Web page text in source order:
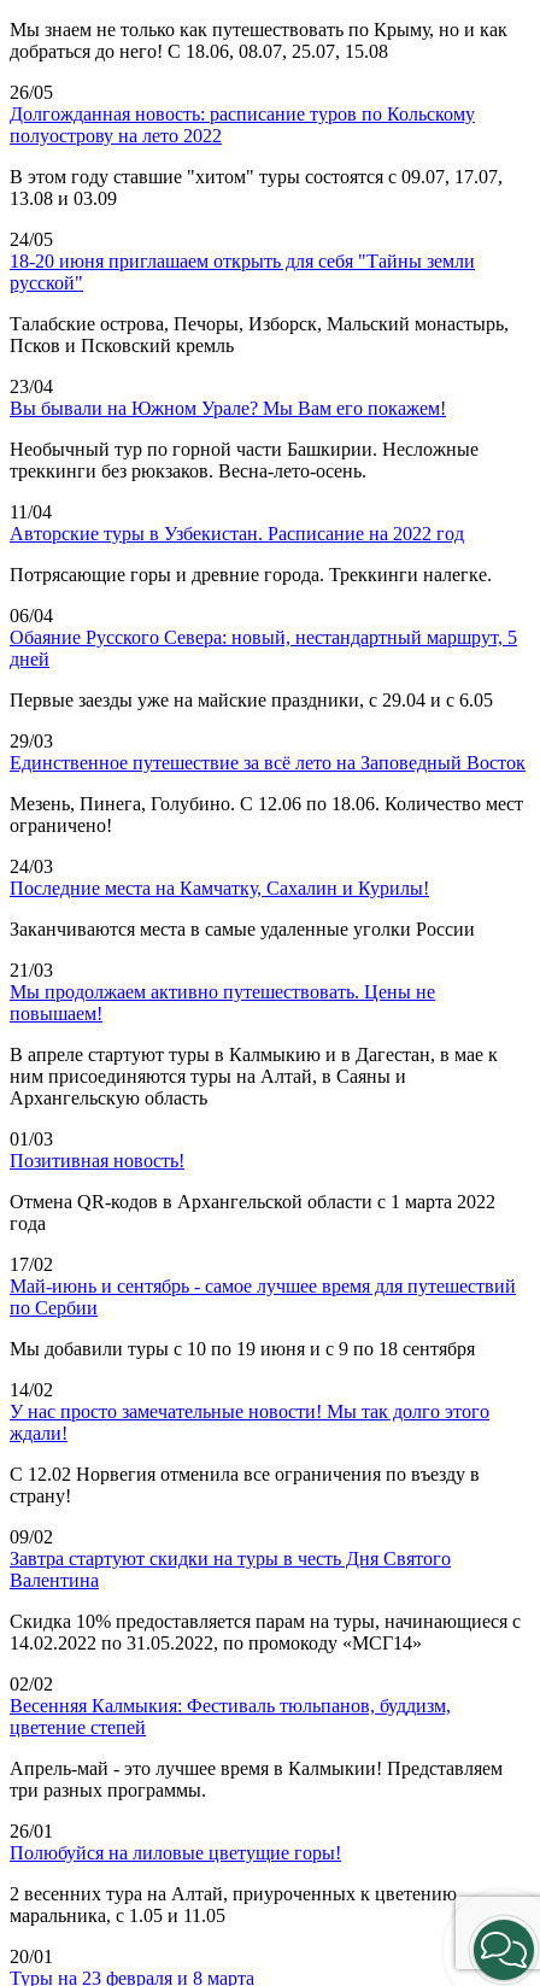
Мы знаем не только как путешествовать по Крыму, но и как
добраться до него! С 18.06, 08.07, 25.07, 15.08
26/05
Долгожданная новость: расписание туров по Кольскому
полуострову на лето 2022
В этом году ставшие "хитом" туры состоятся с 09.07, 17.07,
13.08 и 03.09
24/05
18-20 июня приглашаем открыть для себя "Тайны земли
русской"
Талабские острова, Печоры, Изборск, Мальский монастырь,
Псков и Псковский кремль
23/04
Вы бывали на Южном Урале? Мы Вам его покажем!
Необычный тур по горной части Башкирии. Несложные
треккинги без рюкзаков. Весна-лето-осень.
11/04
Авторские туры в Узбекистан. Расписание на 2022 год
Потрясающие горы и древние города. Треккинги налегке.
06/04
Обаяние Русского Севера: новый, нестандартный маршрут, 5
дней
Первые заезды уже на майские праздники, с 29.04 и с 6.05
29/03
Единственное путешествие за всё лето на Заповедный Восток
Мезень, Пинега, Голубино. С 12.06 по 18.06. Количество мест
ограничено!
24/03
Последние места на Камчатку, Сахалин и Курилы!
Заканчиваются места в самые удаленные уголки России
21/03
Мы продолжаем активно путешествовать. Цены не
повышаем!
В апреле стартуют туры в Калмыкию и в Дагестан, в мае к
ним присоединяются туры на Алтай, в Саяны и
Архангельскую область
01/03
Позитивная новость!
Отмена QR-кодов в Архангельской области с 1 марта 2022
года
17/02
Май-июнь и сентябрь - самое лучшее время для путешествий
по Сербии
Мы добавили туры с 10 по 19 июня и с 9 по 18 сентября
14/02
У нас просто замечательные новости! Мы так долго этого
ждали!
С 12.02 Норвегия отменила все ограничения по въезду в
страну!
09/02
Завтра стартуют скидки на туры в честь Дня Святого
Валентина
Скидка 10% предоставляется парам на туры, начинающиеся с
14.02.2022 по 31.05.2022, по промокоду «МСГ14»
02/02
Весенняя Калмыкия: Фестиваль тюльпанов, буддизм,
цветение степей
Апрель-май - это лучшее время в Калмыкии! Представляем
три разных программы.
26/01
Полюбуйся на лиловые цветущие горы!
2 весенних тура на Алтай, приуроченных к цветению
маральника, с 1.05 и 11.05
20/01
Туры на 23 февраля и 8 марта